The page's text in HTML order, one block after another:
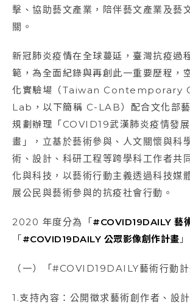
擊、協助藝文產業，陪伴藝文產業及藝
關。
新冠肺炎疫情在全球蔓延，臺灣抗疫過
範，為全面紀錄與再創此一重要歷程，
化實驗場（Taiwan Contemporary
Lab，以下簡稱 C-LAB）配合文化部藝
規劃辦理「COVID19武漢肺炎疫情發
畫」，立基於藝術參與、人文關懷與科
術、設計、科研工程等跨學科工作者共
化與科技，以藝術行動主義透過科技媒
展公民與藝術參與的抗疫社會行動。
2020 年度分為「#COVID19DAILY 藝
「#COVID19DAILY 公眾影像創作計畫
（一）「#COVID19DAILY藝術行動計
1.支持內容：公開徵求藝術創作者、設